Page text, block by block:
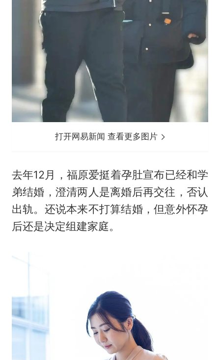
打开网易新闻 查看更多图片
去年12月，福原爱挺着孕肚宣布已经和学
弟结婚，澄清两人是离婚后再交往，否认
出轨。还说本来不打算结婚，但意外怀孕
后还是决定组建家庭。